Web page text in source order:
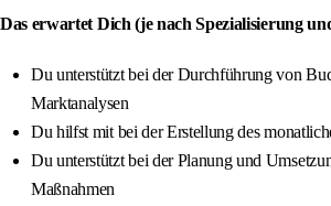
Das erwartet Dich (je nach Spezialisierung
Du unterstützt bei der Durchführung von
Marktanalysen
Du hilfst mit bei der Erstellung des
Du unterstützt bei der Planung und
Maßnahmen